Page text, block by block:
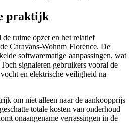
praktijk
ruime opzet en het relatief
Caravans-Wohnm Florence. De
softwarematige aanpassingen, wat
signaleren gebruikers vooral de
en elektrische veiligheid na
om niet alleen naar de aankoopprijs
totale kosten van onderhoud
onaangename verrassingen in de